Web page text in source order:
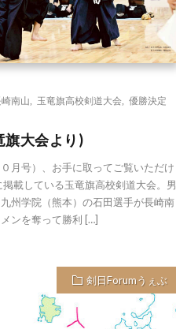
崎南山 玉竜旗高校剣道大会 ,優勝決定
旗大会より)
月号）、お手に取ってご覧いただけ
載している玉竜旗高校剣道大会。男
州学院（熊本）の石田選手が長崎南
ンを奪って勝利 […]
剣日Forumうぇぶ